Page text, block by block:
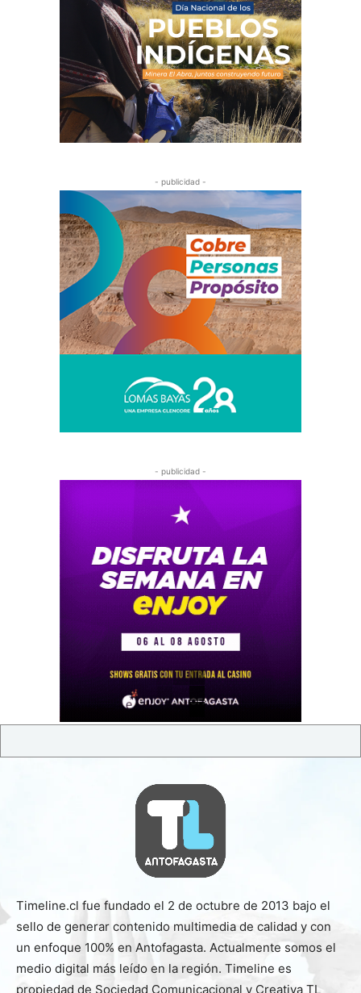
- publicidad -
- publicidad -
Timeline.cl fue fundado el 2 de octubre de 2013 bajo el
sello de generar contenido multimedia de calidad y con
un enfoque 100% en Antofagasta. Actualmente somos el
medio digital más leído en la región. Timeline es
propiedad de Sociedad Comunicacional y Creativa TL